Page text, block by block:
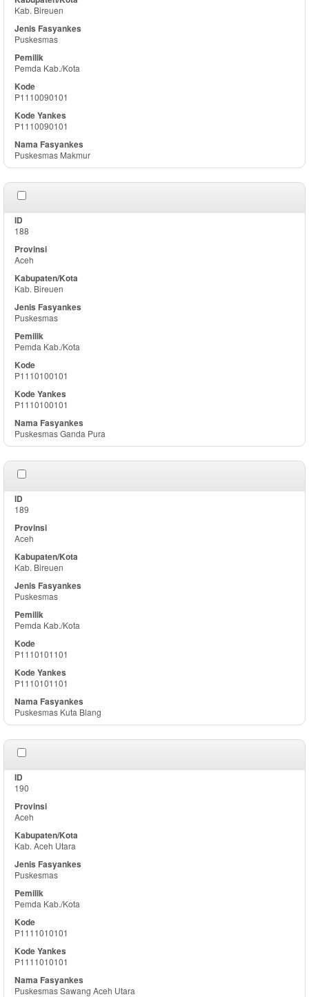
Kab. Bireuen
Puskesmas
Pemda Kab./Kota
P1110090101
P1110090101
Puskesmas Makmur
188
Aceh
Kab. Bireuen
Puskesmas
Pemda Kab./Kota
P1110100101
P1110100101
Puskesmas Ganda Pura
189
Aceh
Kab. Bireuen
Puskesmas
Pemda Kab./Kota
P1110101101
P1110101101
Puskesmas Kuta Blang
190
Aceh
Kab. Aceh Utara
Puskesmas
Pemda Kab./Kota
P1111010101
P1111010101
Puskesmas Sawang Aceh Utara